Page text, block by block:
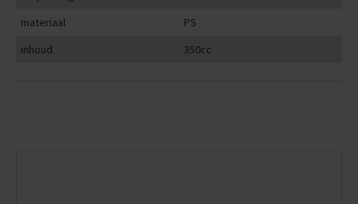
materiaal
PS
inhoud
350cc